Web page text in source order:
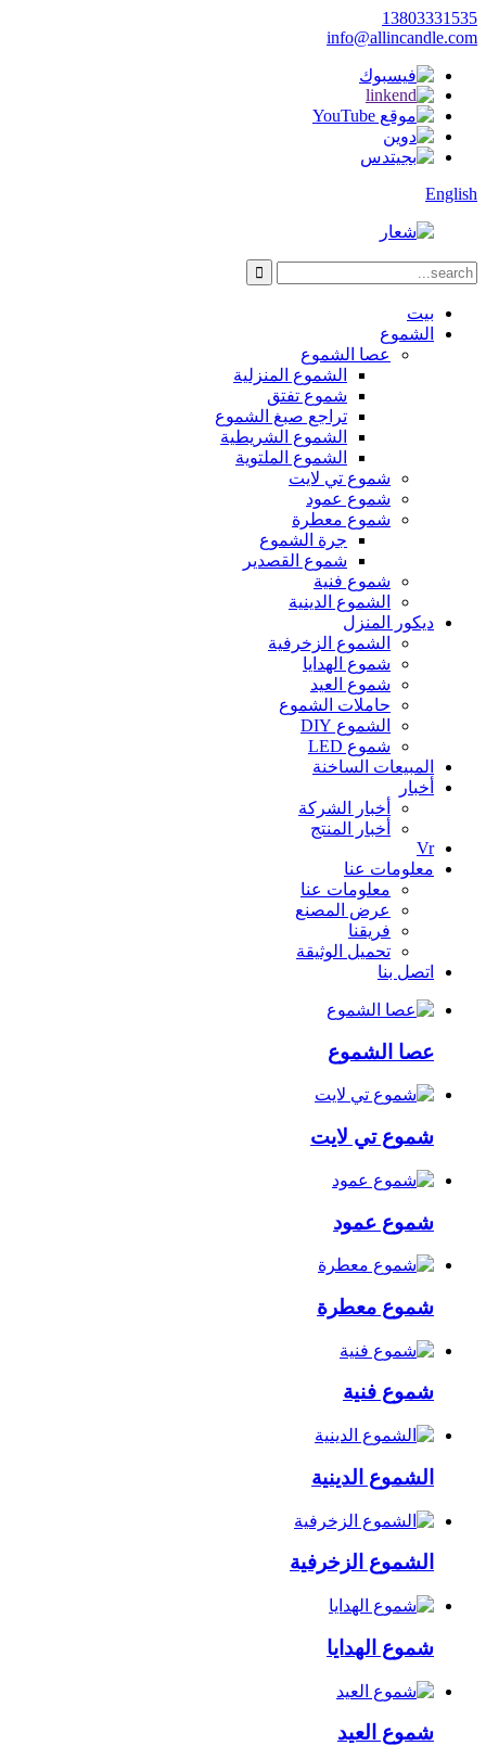
13803331535
info@allincandle.com
English
بيت
الشموع
عصا الشموع
الشموع المنزلية
شموع تفتق
تراجع صبغ الشموع
الشموع الشريطية
الشموع الملتوية
شموع تي لايت
شموع عمود
شموع معطرة
جرة الشموع
شموع القصدير
شموع فنية
الشموع الدينية
ديكور المنزل
الشموع الزخرفية
شموع الهدايا
شموع العيد
حاملات الشموع
الشموع DIY
شموع LED
المبيعات الساخنة
أخبار
أخبار الشركة
أخبار المنتج
Vr
معلومات عنا
معلومات عنا
عرض المصنع
فريقنا
تحميل الوثيقة
اتصل بنا
عصا الشموع
شموع تي لايت
شموع عمود
شموع معطرة
شموع فنية
الشموع الدينية
الشموع الزخرفية
شموع الهدايا
شموع العيد